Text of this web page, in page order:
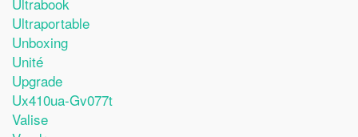
Ultraportable
Unboxing
Unité
Upgrade
Ux410ua-Gv077t
Valise